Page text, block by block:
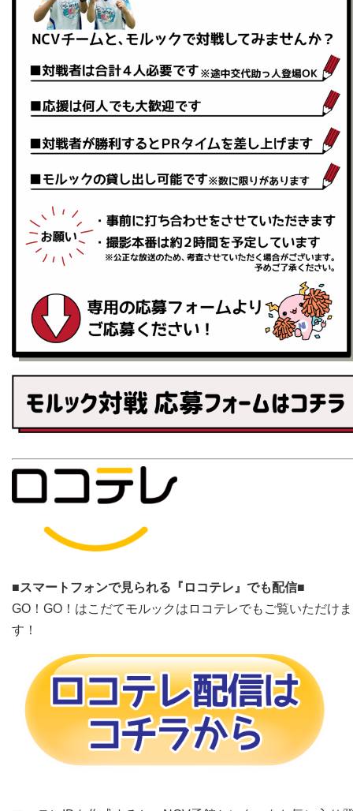
■スマートフォンで見られる『ロコテレ』でも配信■
GO！GO！はこだてモルックはロコテレでもご覧いただけま
す！